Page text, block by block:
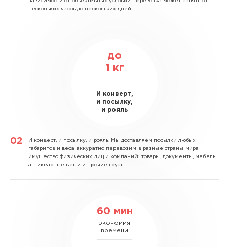
нескольких часов до нескольких дней.
до
1
кг
И конверт,
и посылку,
и рояль
И конверт, и посылку, и рояль. Мы доставляем посылки любых
габаритов и веса, аккуратно перевозим в разные страны мира
имущество физических лиц и компаний: товары, документы, мебель,
антикварные вещи и прочие грузы.
60 мин
экономия
времени